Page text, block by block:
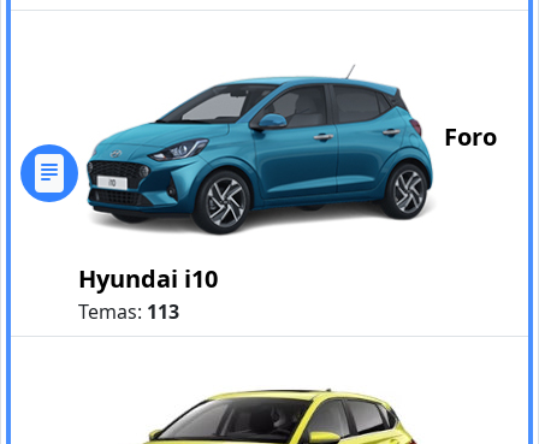
Foro
Hyundai i10
Temas: 113